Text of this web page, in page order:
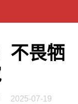
不畏牺
2025-07-19